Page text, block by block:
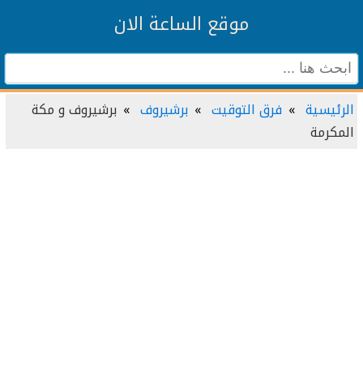
موقع الساعة الان
الرئيسية فرق التوقيت برشيروف
برشيروف و مكة
المكرمة